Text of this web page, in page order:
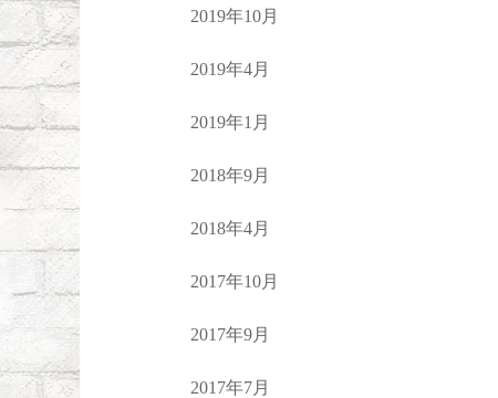
2019年10月
2019年4月
2019年1月
2018年9月
2018年4月
2017年10月
2017年9月
2017年7月